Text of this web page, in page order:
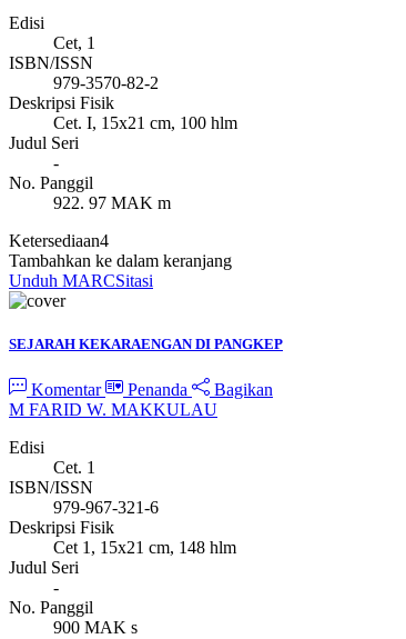
Edisi
Cet, 1
ISBN/ISSN
979-3570-82-2
Deskripsi Fisik
Cet. I, 15x21 cm, 100 hlm
Judul Seri
-
No. Panggil
922. 97 MAK m
Ketersediaan4
Tambahkan ke dalam keranjang
Unduh MARCSitasi
SEJARAH KEKARAENGAN DI PANGKEP
Komentar Penanda
Bagikan
M FARID W. MAKKULAU
Edisi
Cet. 1
ISBN/ISSN
979-967-321-6
Deskripsi Fisik
Cet 1, 15x21 cm, 148 hlm
Judul Seri
-
No. Panggil
900 MAK s